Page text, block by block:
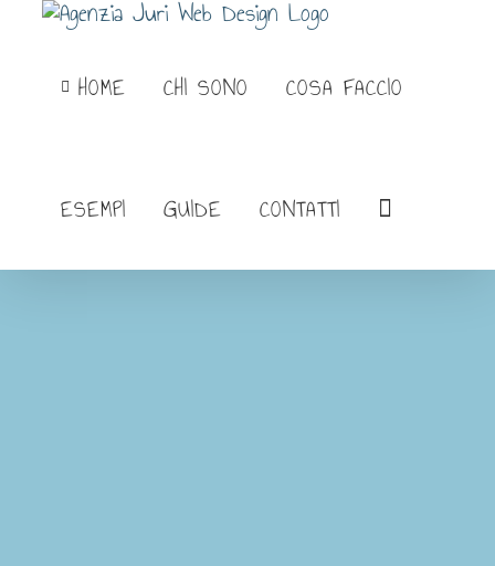
contenutoHOME CHI SONO COSA FACCIO
ESEMPI GUIDE CONTATTI